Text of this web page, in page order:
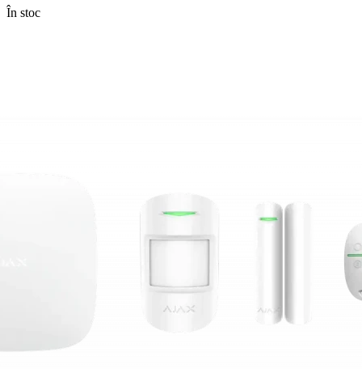
În stoc